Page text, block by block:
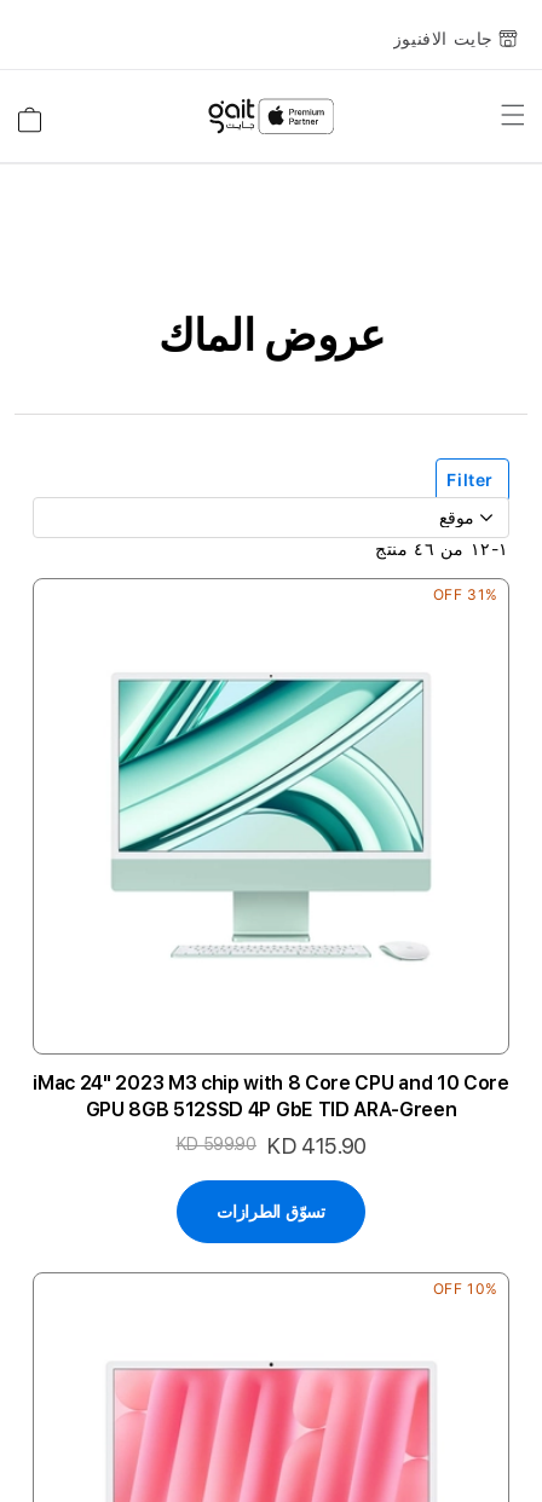
جايت الافنيوز
Toggle
عروض الماك
Filter
١-١٢ من ٤٦ منتج
31% OFF
iMac 24" 2023 M3 chip with 8 Core CPU and 10 Core
GPU 8GB 512SSD 4P GbE TID ARA-Green
السعر
KD 415.90
KD 599.90
تسوّق الطرازات
10% OFF